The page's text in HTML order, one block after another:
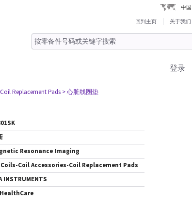
中国
回到主页 关于我们
登录
Replacement Pads > 心脏线圈垫
Resonance Imaging
Coils-Coil Accessories-Coil Replacement Pads
INSTRUMENTS
HealthCare